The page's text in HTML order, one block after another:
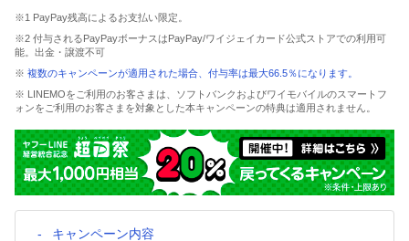
※1 PayPay残高によるお支払い限定。
※2 付与されるPayPayボーナスはPayPay/ワイジェイカード公式ストアでの利用可
能。出金・譲渡不可
※ 複数のキャンペーンが適用された場合、付与率は最大66.5％になります。
※ LINEMOをご利用のお客さまは、ソフトバンクおよびワイモバイルのスマートフ
ォンをご利用のお客さまを対象とした本キャンペーンの特典は適用されません。
キャンペーン内容